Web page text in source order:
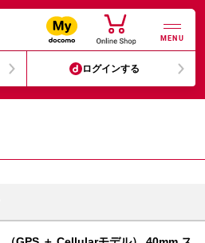
MENU
ログインする